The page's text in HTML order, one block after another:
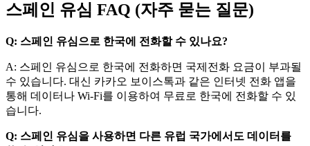
스페인 유심 FAQ (자주 묻는 질문)
Q: 스페인 유심으로 한국에 전화할 수 있나요?
A: 스페인 유심으로 한국에 전화하면 국제전화 요금이 부과될
수 있습니다. 대신 카카오 보이스톡과 같은 인터넷 전화 앱을
통해 데이터나 Wi-Fi를 이용하여 무료로 한국에 전화할 수 있
습니다.
Q: 스페인 유심을 사용하면 다른 유럽 국가에서도 데이터를